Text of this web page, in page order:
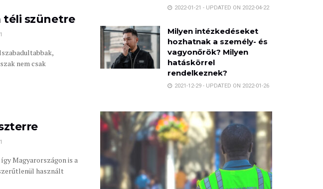
téli szünetre
nem csak
Magyarországon is a
használt
2022-01-21 - UPDATED ON 2022-04-22
Milyen intézkedéseket
hozhatnak a személy- és
vagyonőrök? Milyen
hatáskörrel
rendelkeznek?
2021-12-29 - UPDATED ON 2022-01-26